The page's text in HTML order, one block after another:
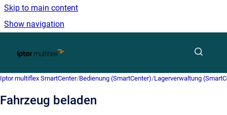
Skip to main content
Show navigation
Iptor multiflex SmartCenter/Bedienung (SmartCenter)/Lagerverwaltung
Fahrzeug beladen